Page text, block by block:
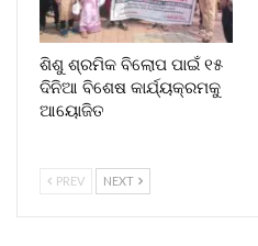
ଶିଶୁ ଶ୍ରମିକ ବିଲୋପ ପାଇଁ ୧୫
ଦିନିଆ ବିଶେଷ କାର୍ଯ୍ୟକ୍ରମକୁ
ଆୟୋଜିତ
PREV NEXT